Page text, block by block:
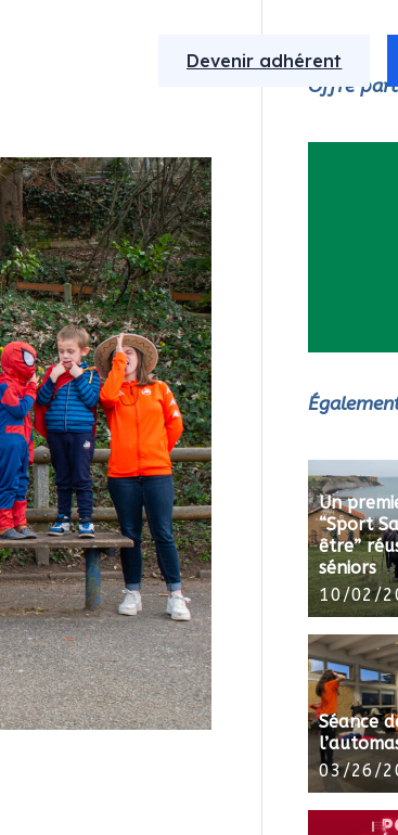
Devenir adhérent
Offre
Un
“Sport
être”
séniors
10/02/
Séance
03/26/